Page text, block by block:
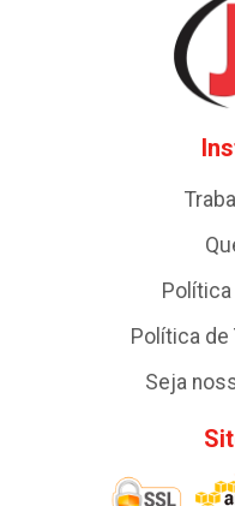
Política de
Seja